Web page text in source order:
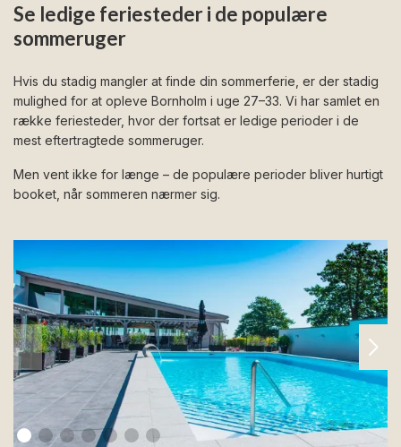
Se ledige feriesteder i de populære
sommeruger
Hvis du stadig mangler at finde din sommerferie, er der stadig
mulighed for at opleve Bornholm i uge 27–33. Vi har samlet en
række feriesteder, hvor der fortsat er ledige perioder i de
mest eftertragtede sommeruger.
Men vent ikke for længe – de populære perioder bliver hurtigt
booket, når sommeren nærmer sig.